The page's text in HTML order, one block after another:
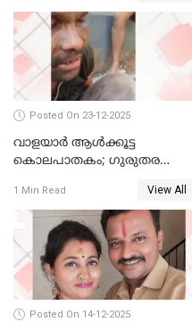
Posted On 23-12-2025
വാളയാർ ആൾക്കൂട്ട
കൊലപാതകം; ഗുരുതര
1 Min Read View All
Posted On 14-12-2025